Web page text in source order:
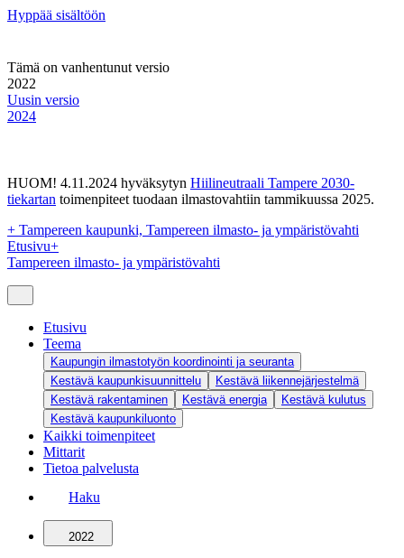
Hyppää sisältöön
Tämä on vanhentunut versio
2022
Uusin versio
2024
HUOM! 4.11.2024 hyväksytyn Hiilineutraali Tampere 2030-
tiekartan toimenpiteet tuodaan ilmastovahtiin tammikuussa 2025.
+ Tampereen kaupunki, Tampereen ilmasto- ja ympäristövahti
Etusivu+
Tampereen ilmasto- ja ympäristövahti
Etusivu
Teema
Kaupungin ilmastotyön koordinointi ja seuranta
Kestävä kaupunkisuunnittelu
Kestävä liikennejärjestelmä
Kestävä rakentaminen
Kestävä energia
Kestävä kulutus
Kestävä kaupunkiluonto
Kaikki toimenpiteet
Mittarit
Tietoa palvelusta
Haku
2022